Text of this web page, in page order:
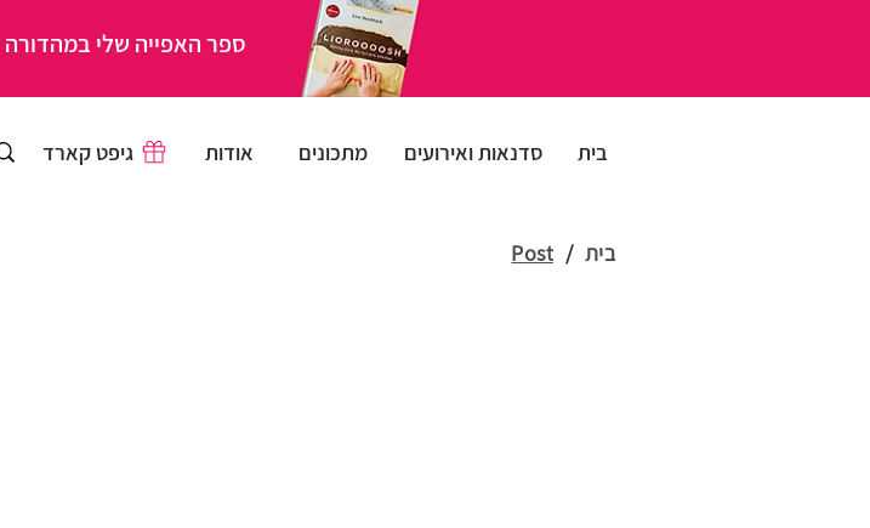
ספר האפייה שלי במהדורה
גיפט קארד אודות מתכונים סדנאות ואירועים בית
בית /
Post